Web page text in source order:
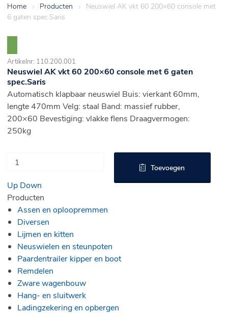
Home > Producten >
Neuswiel AK vkt 60 200×60 console met
6 gaten spec.Saris
Artikelnr: 110.200.001
Neuswiel AK vkt 60 200×60 console met 6 gaten
spec.Saris
Automatisch klapbaar neuswiel Buis: vierkant 60mm,
lengte 470mm Velg: staal Band: massief rubber,
200×60 Bevestiging: vlakke flens Draagvermogen:
250kg
Up Down
Toevoegen
Producten
Assen en oploopremmen
Diversen
Lijmen en kitten
Neuswielen en steunpoten
Paardentrailer kipper en boot
Remdelen
Zware wagenbouw
Hang- en sluitwerk
Ladingzekering en opbergen